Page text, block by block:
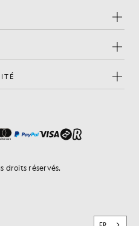
droits réservés.